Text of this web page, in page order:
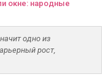
окне: народные
одно из
рост,